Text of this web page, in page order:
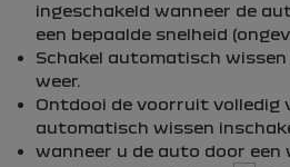
ingeschakeld wanneer de
een bepaalde snelheid
Schakel automatisch
weer.
Ontdooi de voorruit volledig
automatisch wissen
wanneer u de auto door